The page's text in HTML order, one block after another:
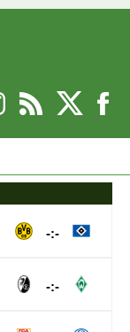
-:-
-:-